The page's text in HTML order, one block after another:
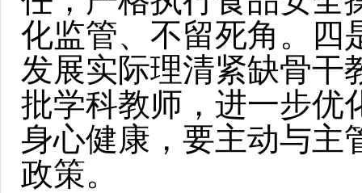
化监管、不留死角。四
发展实际理清紧缺骨干
批学科教师，进一步优
身心健康，要主动与主
政策。